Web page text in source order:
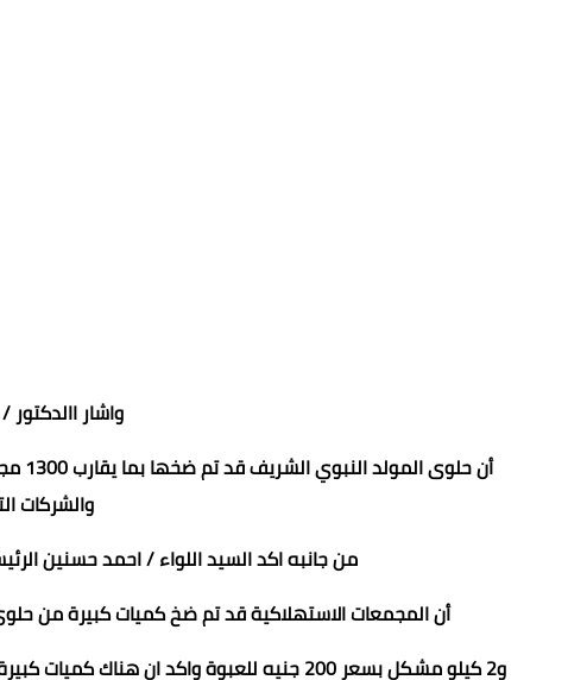
واشار
أن
والشركات
من جانبه اكد السيد اللواء / احمد حسنين
أن المجمعات الاستهلاكية قد تم ضخ كميات كبيرة من حلوى المولد بها
و2 كيلو مشكل بسعر 200 جنيه للعبوة واكد